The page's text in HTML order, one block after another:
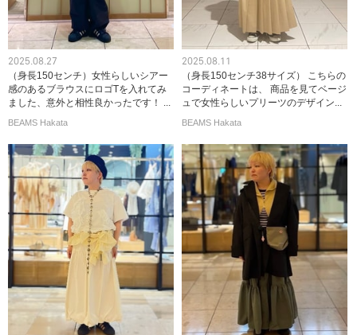
2025.08.27
（身長150センチ）女性らしいシアー
感のあるブラウスにロゴTを入れてみ
ました、意外と相性良かったです！ ...
BEAMS Hakata
2025.08.11
（身長150センチ38サイズ） こちらの
コーディネートは、 商品を見てベージ
ュで女性らしいプリーツのデザイン...
BEAMS Hakata